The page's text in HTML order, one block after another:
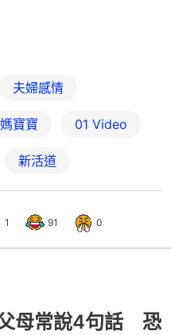
夫婦感情
寶寶 01 Video
新活道
1 91 0
母常說4句話 恐